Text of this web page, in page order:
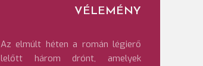
VÉLEMÉNY
Az elmúlt héten a román légierő
lelőtt három drónt, amelyek